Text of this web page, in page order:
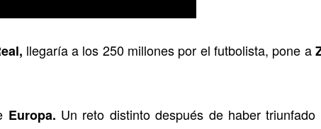
llegaría a los 250 millones por el futbolista, pone a
Europa. Un reto distinto después de haber triunfado